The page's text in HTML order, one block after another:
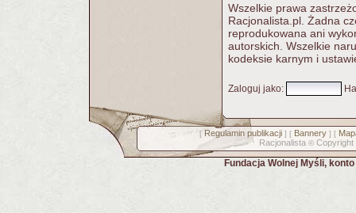
Wszelkie prawa
Racjonalista.pl. Żadna
reprodukowana ani
autorskich. Wszelkie
kodeksie karnym i
Zaloguj jako:
[ Regulamin publikacji] [ Bannery] [
Racjonalista © Copyright
Fundacja Wolnej Myśli,